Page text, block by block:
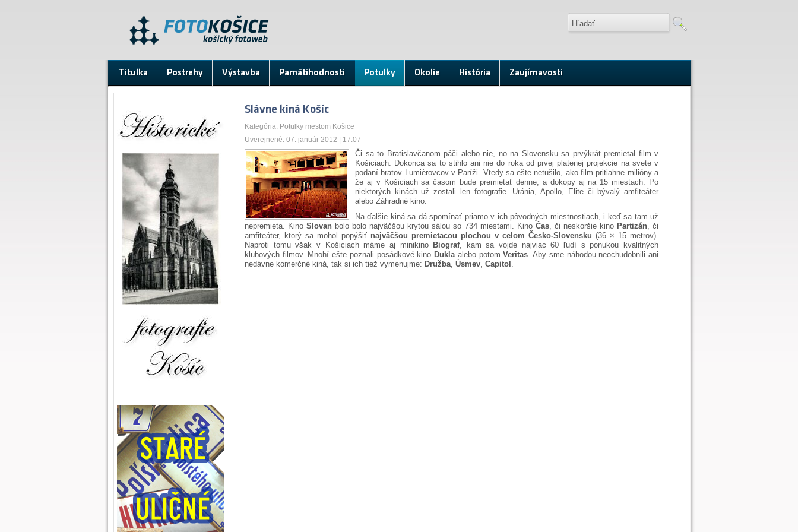
Titulka Postrehy Výstavba Pamätihodnosti Potulky Okolie História Zaujímavosti
Slávne kiná Košíc
Kategória: Potulky mestom Košice
Uverejnené: 07. január 2012 | 17:07
Či sa to Bratislavčanom páči alebo nie, no na Slovensku sa prvýkrát premietal film v
Košiciach. Dokonca sa to stihlo ani nie do roka od prvej platenej projekcie na svete v
podaní bratov Lumièrovcov v Paríži. Vtedy sa ešte netušilo, ako film pritiahne milióny a
že aj v Košiciach sa časom bude premietať denne, a dokopy aj na 15 miestach. Po
niektorých kinách už zostali len fotografie. Uránia, Apollo, Elite či bývalý amfiteáter
alebo Záhradné kino.
Na ďalšie kiná sa dá spomínať priamo v ich pôvodných miestnostiach, i keď sa tam už
nepremieta. KinoSlovan bolo bolo najväčšou krytou sálou so 734 miestami. Kino Čas, či neskoršie kino Partizán, či
amfiteáter, ktorý sa mohol popýšiť najväčšou premietacou plochou v celom Česko-Slovensku (36 × 15 metrov).
Naproti tomu však v Košiciach máme aj minikino Biograf, kam sa vojde najviac 60 ľudí s ponukou kvalitných
klubových filmov. Mnohí ešte poznali posádkové kino Duklaalebo potomVeritas. Aby sme náhodou neochudobnili ani
nedávne komerčné kiná, tak si ich tiež vymenujme: Družba, Úsmev, Capitol .